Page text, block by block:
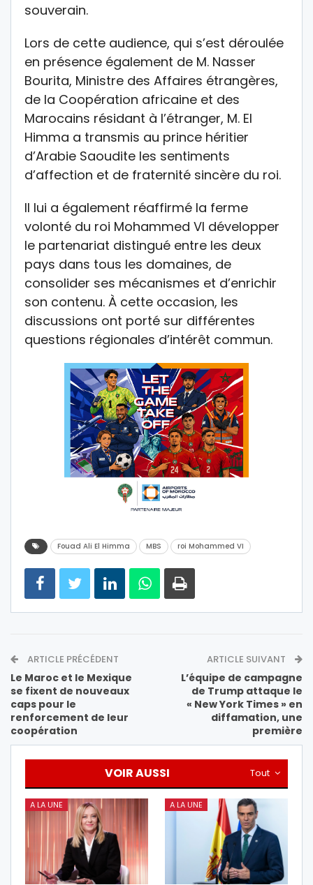
souverain.
Lors de cette audience, qui s’est déroulée
en présence également de M. Nasser
Bourita, Ministre des Affaires étrangères,
de la Coopération africaine et des
Marocains résidant à l’étranger, M. El
Himma a transmis au prince héritier
d’Arabie Saoudite les sentiments
d’affection et de fraternité sincère du roi.
Il lui a également réaffirmé la ferme
volonté du roi Mohammed VI développer
le partenariat distingué entre les deux
pays dans tous les domaines, de
consolider ses mécanismes et d’enrichir
son contenu. À cette occasion, les
discussions ont porté sur différentes
questions régionales d’intérêt commun.
Fouad Ali El Himma MBS roi Mohammed VI
ARTICLE PRÉCÉDENT
Le Maroc et le Mexique
se fixent de nouveaux
caps pour le
renforcement de leur
coopération
ARTICLE SUIVANT
L’équipe de campagne
de Trump attaque le
« New York Times » en
diffamation, une
première
Tout
VOIR AUSSI
A LA UNE A LA UNE